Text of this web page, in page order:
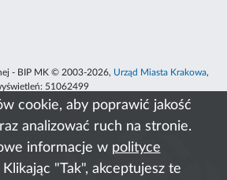
cookie, aby poprawić jakość
analizować ruch na stronie.
informacje w polityce
Klikając "Tak", akceptujesz te
- BIP MK © 2003-2026, Urząd Miasta Krakowa,
51062499